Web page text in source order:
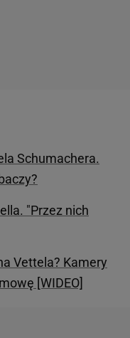
Schumachera.
"Przez nich
Vettela? Kamery
[WIDEO]